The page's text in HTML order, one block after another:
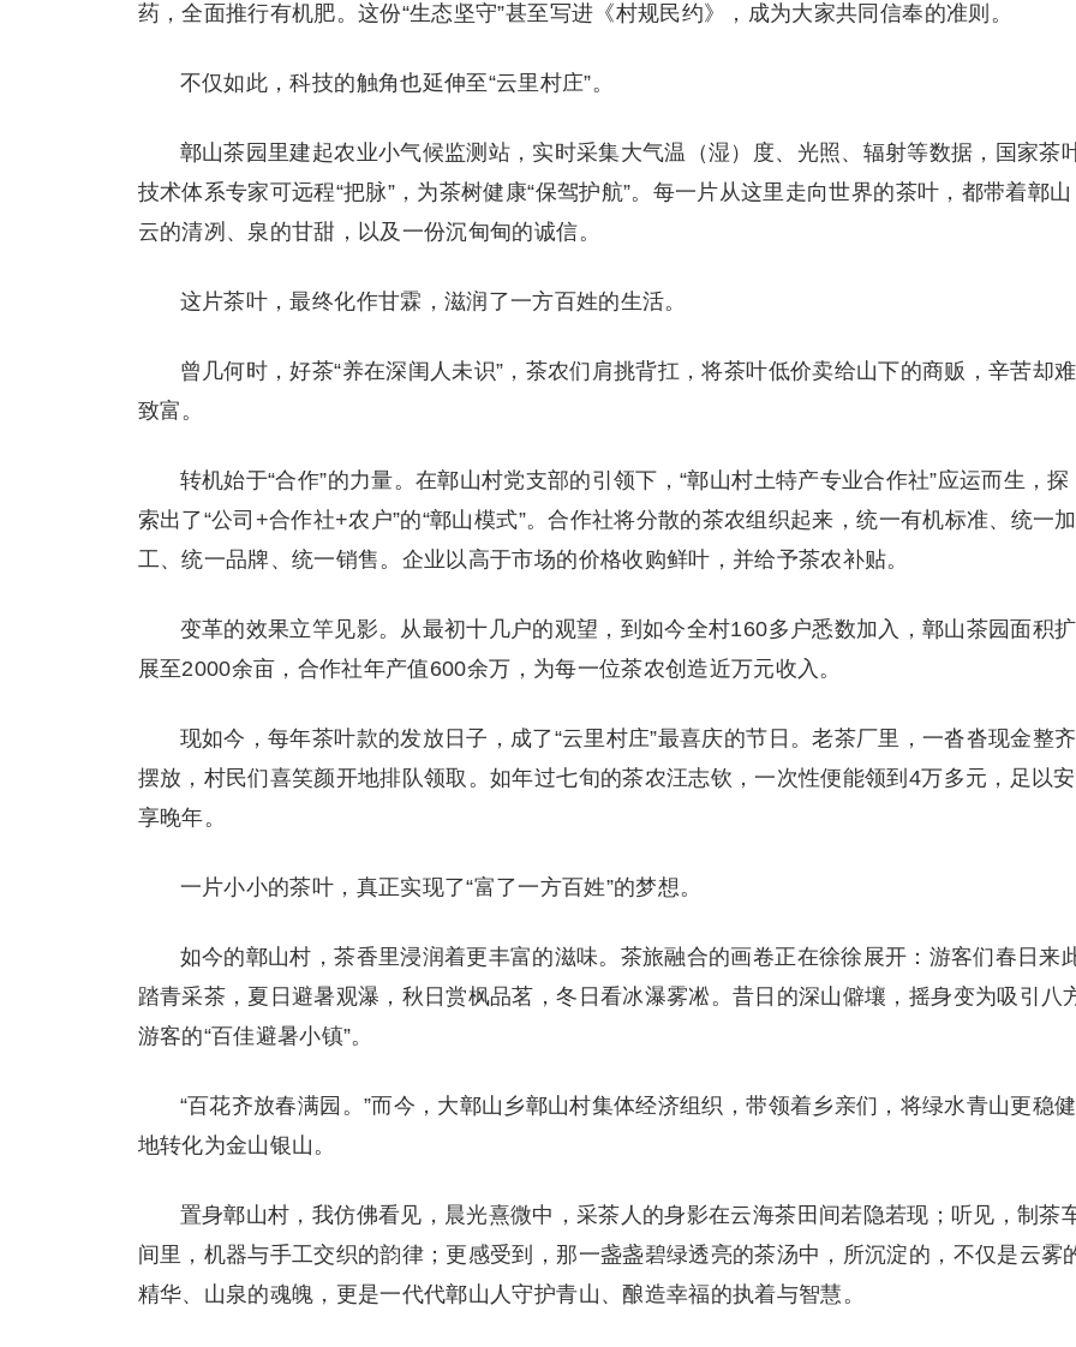
药，全面推行有机肥。这份“生态坚守”甚至写进《村规民约》，成为大家共同信奉的准则。
不仅如此，科技的触角也延伸至“云里村庄”。
鄣山茶园里建起农业小气候监测站，实时采集大气温（湿）度、光照、辐射等数据，国家茶
技术体系专家可远程“把脉”，为茶树健康“保驾护航”。每一片从这里走向世界的茶叶，都带着鄣山
云的清冽、泉的甘甜，以及一份沉甸甸的诚信。
这片茶叶，最终化作甘霖，滋润了一方百姓的生活。
曾几何时，好茶“养在深闺人未识”，茶农们肩挑背扛，将茶叶低价卖给山下的商贩，辛苦却难
致富。
转机始于“合作”的力量。在鄣山村党支部的引领下，“鄣山村土特产专业合作社”应运而生，探
索出了“公司+合作社+农户”的“鄣山模式”。合作社将分散的茶农组织起来，统一有机标准、统一加
工、统一品牌、统一销售。企业以高于市场的价格收购鲜叶，并给予茶农补贴。
变革的效果立竿见影。从最初十几户的观望，到如今全村160多户悉数加入，鄣山茶园面积扩
展至2000余亩，合作社年产值600余万，为每一位茶农创造近万元收入。
现如今，每年茶叶款的发放日子，成了“云里村庄”最喜庆的节日。老茶厂里，一沓沓现金整齐
摆放，村民们喜笑颜开地排队领取。如年过七旬的茶农汪志钦，一次性便能领到4万多元，足以安
享晚年。
一片小小的茶叶，真正实现了“富了一方百姓”的梦想。
如今的鄣山村，茶香里浸润着更丰富的滋味。茶旅融合的画卷正在徐徐展开：游客们春日来
踏青采茶，夏日避暑观瀑，秋日赏枫品茗，冬日看冰瀑雾凇。昔日的深山僻壤，摇身变为吸引八
游客的“百佳避暑小镇”。
“百花齐放春满园。”而今，大鄣山乡鄣山村集体经济组织，带领着乡亲们，将绿水青山更稳健
地转化为金山银山。
置身鄣山村，我仿佛看见，晨光熹微中，采茶人的身影在云海茶田间若隐若现；听见，制茶
间里，机器与手工交织的韵律；更感受到，那一盏盏碧绿透亮的茶汤中，所沉淀的，不仅是云雾
精华、山泉的魂魄，更是一代代鄣山人守护青山、酿造幸福的执着与智慧。